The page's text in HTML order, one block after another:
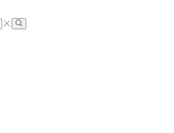
Search